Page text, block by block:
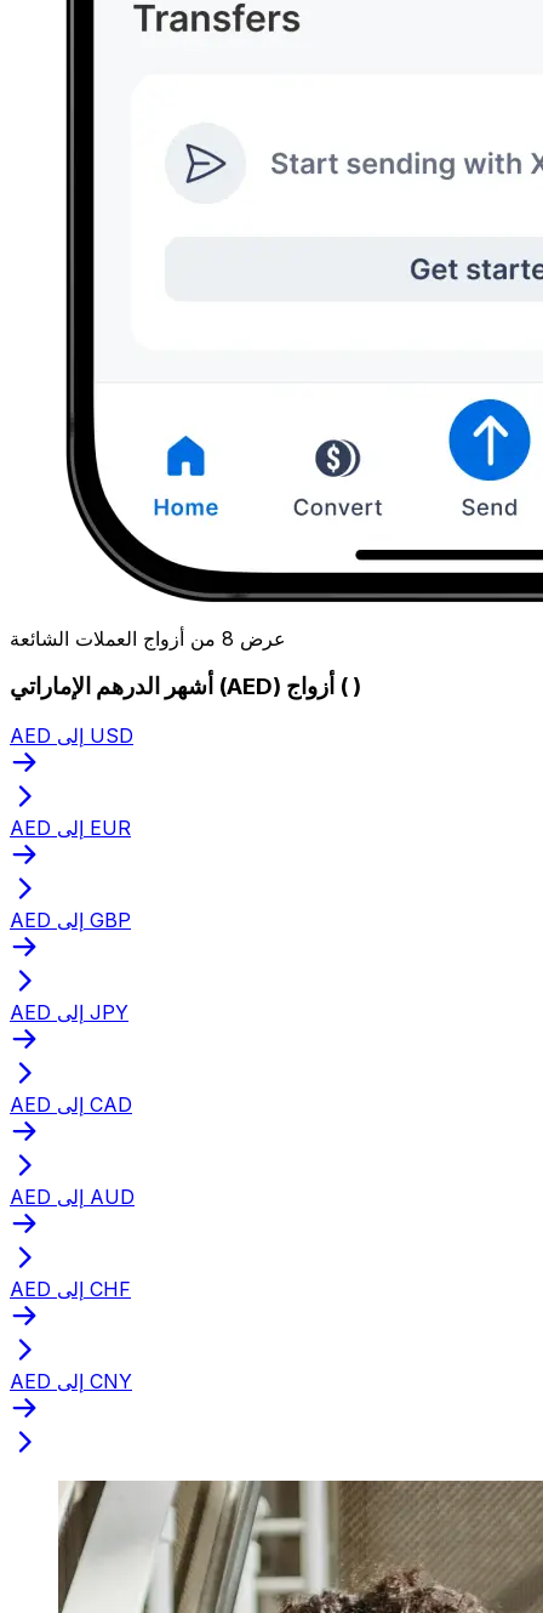
عرض 8 من أزواج العملات الشائعة
أشهر الدرهم الإماراتي (AED) أزواج ( )
AED إلى USD
AED إلى EUR
AED إلى GBP
AED إلى JPY
AED إلى CAD
AED إلى AUD
AED إلى CHF
AED إلى CNY